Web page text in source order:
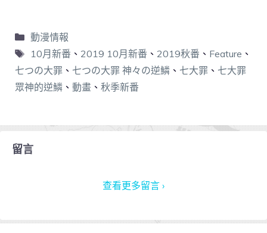
動漫情報
10月新番 、 2019 10月新番 、 2019秋番 、 Feature 、
七つの大罪 、 七つの大罪 神々の逆鱗 、 七大罪 、 七大罪
眾神的逆鱗 、 動畫 、 秋季新番
留言
查看更多留言 ›